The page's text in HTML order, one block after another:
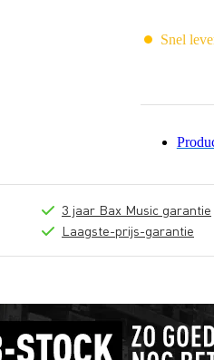
Snel
3 jaar Bax Music garantie
Laagste-prijs-garantie